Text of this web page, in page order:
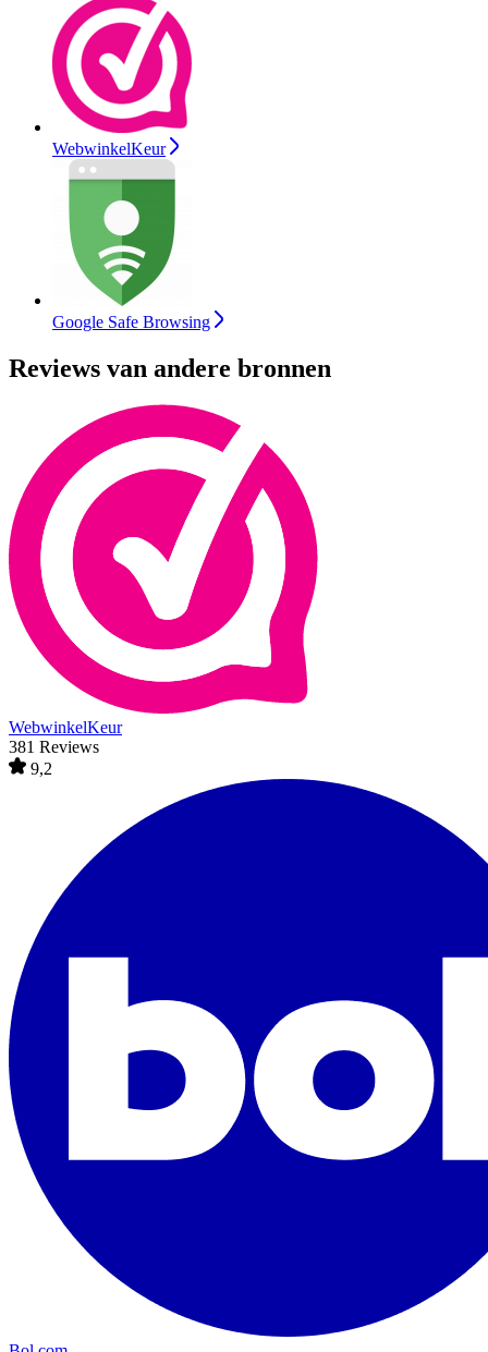
WebwinkelKeur
Google Safe Browsing
Reviews van andere bronnen
WebwinkelKeur
381 Reviews
9,2